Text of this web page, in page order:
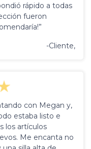
rápido a todas
fueron
-Cliente,
con Megan y,
estaba listo e
los artículos
Me encanta no